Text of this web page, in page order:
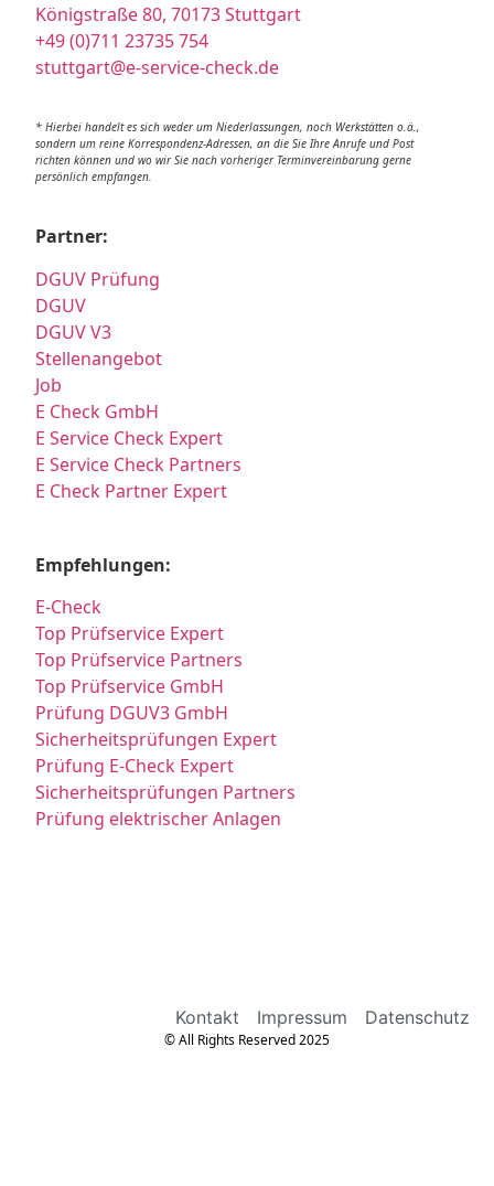
Königstraße 80, 70173 Stuttgart
+49 (0)711 23735 754
stuttgart@e-service-check.de
* Hierbei handelt es sich weder um Niederlassungen, noch Werkstätten o.ä.,
sondern um reine Korrespondenz-Adressen, an die Sie Ihre Anrufe und Post
richten können und wo wir Sie nach vorheriger Terminvereinbarung gerne
persönlich empfangen.
Partner:
DGUV Prüfung
DGUV
DGUV V3
Stellenangebot
Job
E Check GmbH
E Service Check Expert
E Service Check Partners
E Check Partner Expert
Empfehlungen:
E-Check
Top Prüfservice Expert
Top Prüfservice Partners
Top Prüfservice GmbH
Prüfung DGUV3 GmbH
Sicherheitsprüfungen Expert
Prüfung E-Check Expert
Sicherheitsprüfungen Partners
Prüfung elektrischer Anlagen
Kontakt Impressum Datenschutz
© All Rights Reserved 2025